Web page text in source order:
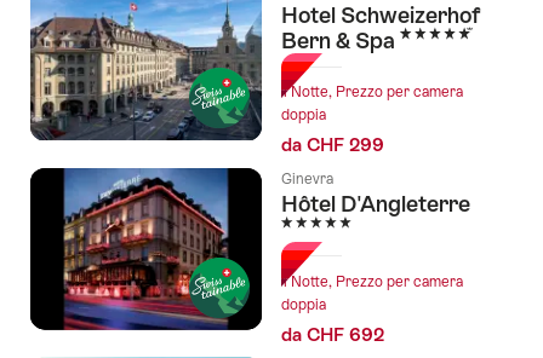
Hotel Schweizerhof
Bern & Spa 5 Stelle
1 Notte, Prezzo per camera
doppia
da CHF 299
Ginevra
Hôtel D'Angleterre
5 Stelle
1 Notte, Prezzo per camera
doppia
da CHF 692